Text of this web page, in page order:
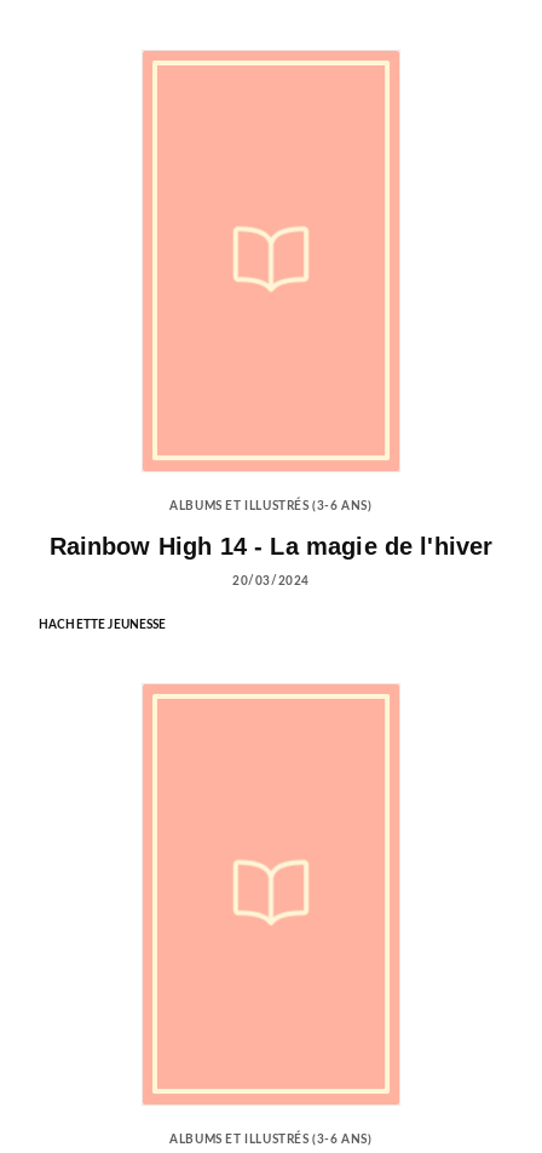
ALBUMS ET ILLUSTRÉS (3-6 ANS)
Rainbow High 14 - La magie de l'hiver
20/03/2024
HACHETTE JEUNESSE
ALBUMS ET ILLUSTRÉS (3-6 ANS)